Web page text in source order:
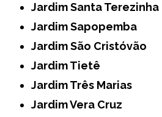
Jardim Santa Terezinha
Jardim Sapopemba
Jardim São Cristóvão
Jardim Tietê
Jardim Três Marias
Jardim Vera Cruz